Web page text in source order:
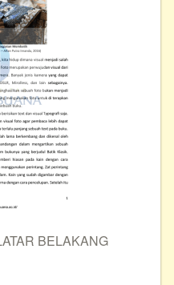
BELAKANG